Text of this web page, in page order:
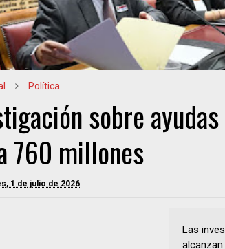
Política
sobre
760 millones
1 de julio de 2026
Las